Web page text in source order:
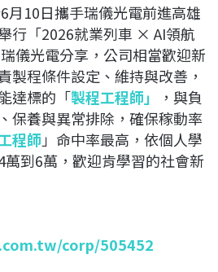
月10日攜手瑞儀光電前進高雄
行「2026就業列車 × AI領航
儀光電分享，公司相當歡迎新
製程條件設定、維持與改善，
達標的「製程工程師」
，與負
保養與異常排除，確保稼動率
程師 」命中率最高，依個人學
到6萬，歡迎肯學習的社會新
corp/505452